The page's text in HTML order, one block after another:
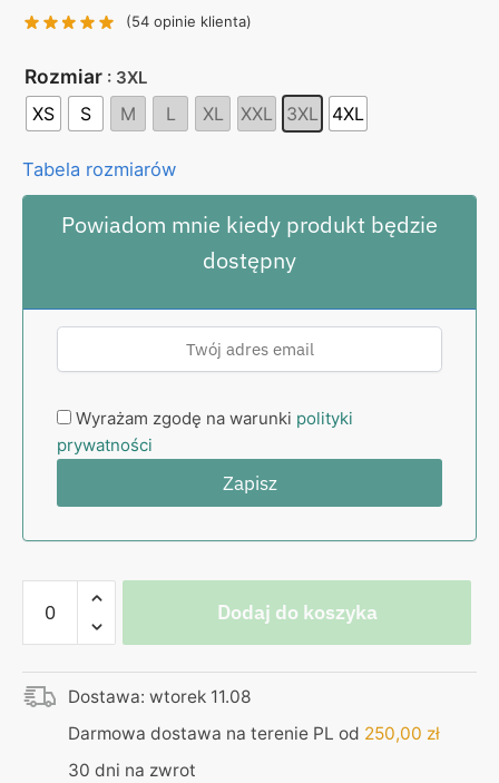
130,00 zł.
99,00 zł.
(54 opinie klienta)
Rozmiar : 3XL
XS S M L XL XXL 3XL 4XL
Tabela rozmiarów
Powiadom mnie kiedy produkt będzie
dostępny
Wyrażam zgodę na warunki polityki
prywatności
Egzorcysta
-
koszulka
czarna
Dodaj do koszyka
Dostawa: wtorek 11.08
Darmowa dostawa na terenie PL od 250,00 zł
30 dni na zwrot